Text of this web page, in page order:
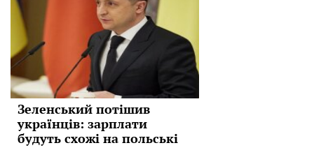
Зеленський потішив
українців: зарплати
будуть схожі на польські